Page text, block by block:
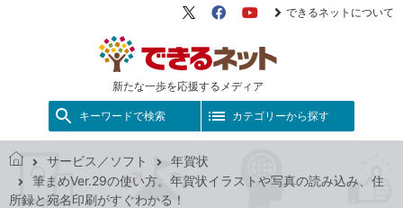
新たな一歩を応援するメディア
X（旧
FacebookYouTube
できるネットについて
キーワードで検索 カテゴリーから探す
で
き
サービス／ソフト
年賀状
筆まめVer.29の使い方。年賀状イラストや写真の読み込み、住
所録と宛名印刷がすぐわかる！